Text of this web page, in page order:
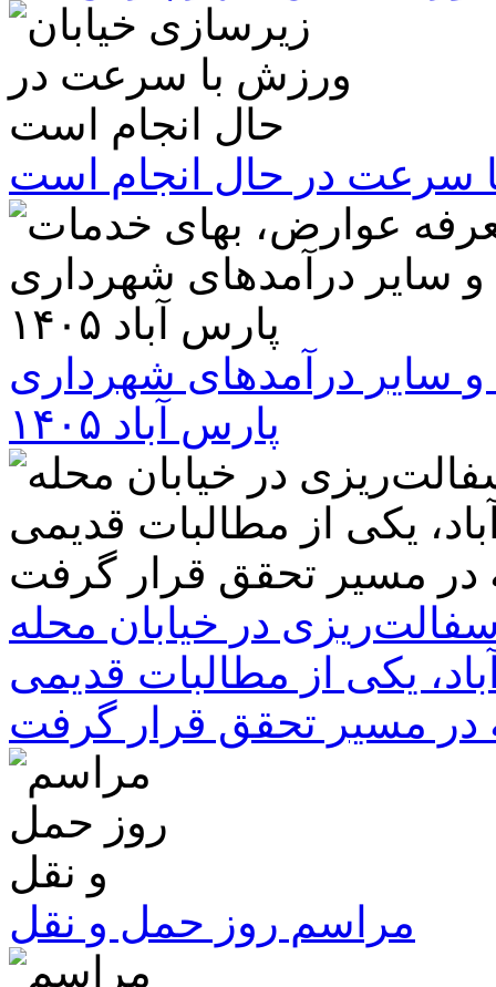
سرعت در حال انجام است
سایر درآمدهای شهرداری
پارس آباد ۱۴۰۵
در خیابان محله
یکی از مطالبات قدیمی
در مسیر تحقق قرار گرفت
مراسم روز حمل و نقل